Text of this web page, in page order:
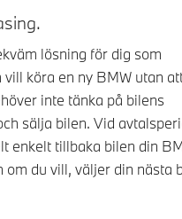
lösning för dig som
köra en ny BMW utan
inte tänka på bilens
sälja bilen. Vid
enkelt tillbaka bilen din
om du vill, väljer din nästa